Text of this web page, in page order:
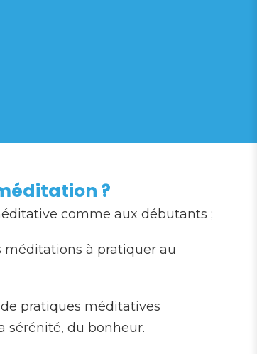
?
comme aux débutants ;
méditations à pratiquer au
pratiques méditatives
sérénité, du bonheur.